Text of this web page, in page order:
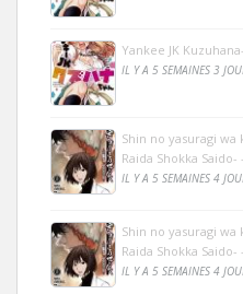
Yankee JK
IL Y A 5 SEMAINES 3
Shin no yasuragi
Raida Shokka
IL Y A 5 SEMAINES 4
Shin no yasuragi
Raida Shokka
IL Y A 5 SEMAINES 4